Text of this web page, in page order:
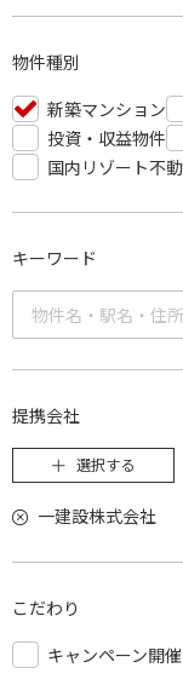
物件種別
新築マンション
投資・収益物件
国内リゾート不
キーワード
提携会社
選択する
一建設株式会社
こだわり
キャンペーン開